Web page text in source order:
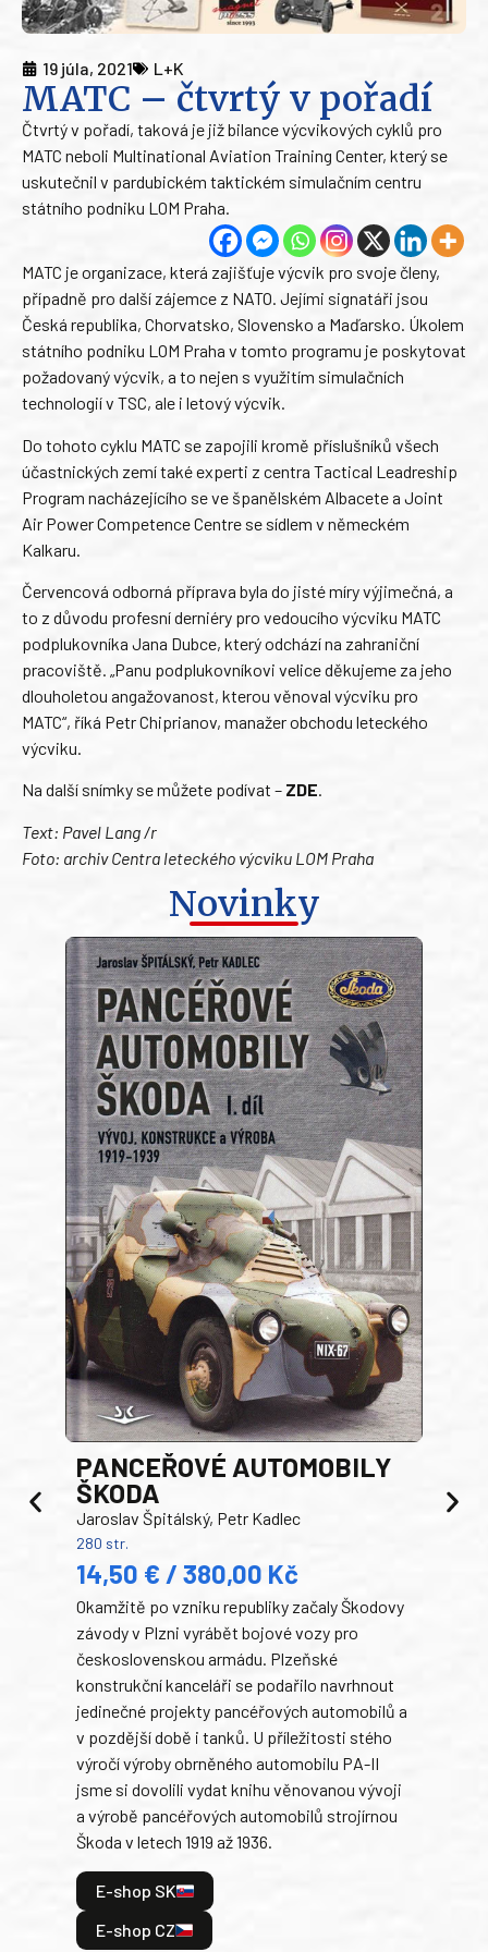
19 júla, 2021 L+K
MATC – čtvrtý v pořadí
Čtvrtý v pořadí, taková je již bilance výcvikových cyklů pro
MATC neboli Multinational Aviation Training Center, který se
uskutečnil v pardubickém taktickém simulačním centru
státního podniku LOM Praha.
MATC je organizace, která zajišťuje výcvik pro svoje členy,
případně pro další zájemce z NATO. Jejími signatáři jsou
Česká republika, Chorvatsko, Slovensko a Maďarsko. Úkolem
státního podniku LOM Praha v tomto programu je poskytovat
požadovaný výcvik, a to nejen s využitím simulačních
technologií v TSC, ale i letový výcvik.
Do tohoto cyklu MATC se zapojili kromě příslušníků všech
účastnických zemí také experti z centra Tactical Leadreship
Program nacházejícího se ve španělském Albacete a Joint
Air Power Competence Centre se sídlem v německém
Kalkaru.
Červencová odborná příprava byla do jisté míry výjimečná, a
to z důvodu profesní derniéry pro vedoucího výcviku MATC
podplukovníka Jana Dubce, který odchází na zahraniční
pracoviště. „Panu podplukovníkovi velice děkujeme za jeho
dlouholetou angažovanost, kterou věnoval výcviku pro
MATC“, říká Petr Chiprianov, manažer obchodu leteckého
výcviku.
Na další snímky se můžete podívat – ZDE.
Text: Pavel Lang /r
Foto: archiv Centra leteckého výcviku LOM Praha
Novinky
PANCEŘOVÉ AUTOMOBILY
ŠKODA
Jaroslav Špitálský, Petr Kadlec
280 str.
14,50 € / 380,00 Kč
Okamžitě po vzniku republiky začaly Škodovy
závody v Plzni vyrábět bojové vozy pro
československou armádu. Plzeňské
konstrukční kanceláři se podařilo navrhnout
jedinečné projekty pancéřových automobilů a
v pozdější době i tanků. U příležitosti stého
výročí výroby obrněného automobilu PA-II
jsme si dovolili vydat knihu věnovanou vývoji
a výrobě pancéřových automobilů strojírnou
Škoda v letech 1919 až 1936.
E-shop SK
E-shop CZ